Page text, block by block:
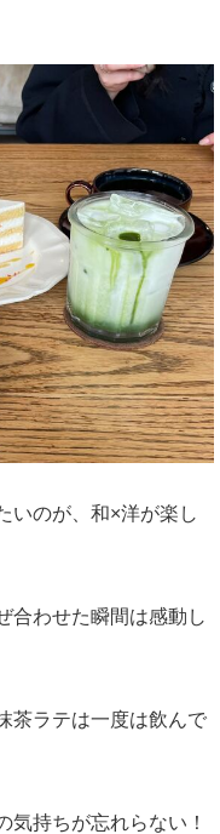
いのが、和×洋が楽し
合わせた瞬間は感動し
茶ラテは一度は飲んで
気持ちが忘れらない！